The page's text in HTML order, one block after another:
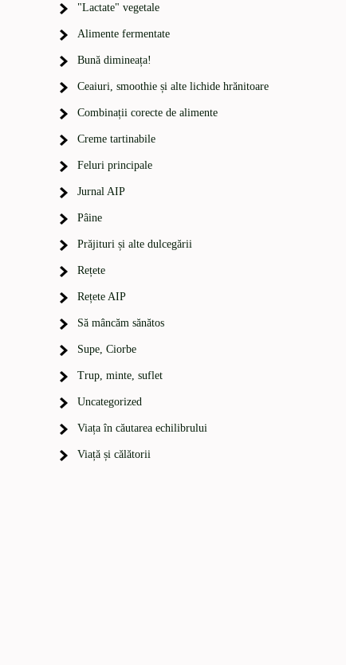
"Lactate" vegetale
Alimente fermentate
Bună dimineața!
Ceaiuri, smoothie și alte lichide hrănitoare
Combinații corecte de alimente
Creme tartinabile
Feluri principale
Jurnal AIP
Pâine
Prăjituri și alte dulcegării
Rețete
Rețete AIP
Să mâncăm sănătos
Supe, Ciorbe
Trup, minte, suflet
Uncategorized
Viața în căutarea echilibrului
Viață și călătorii